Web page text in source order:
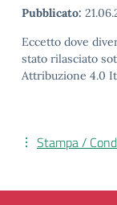
Pubblicato:
Eccetto dove
stato rilasciato
Attribuzione 4.0
Stampa /